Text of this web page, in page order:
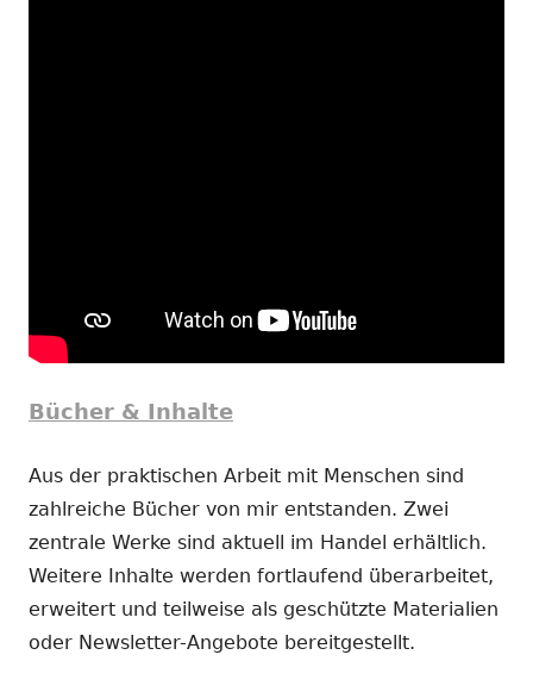
Bücher & Inhalte
Aus der praktischen Arbeit mit Menschen sind
zahlreiche Bücher von mir entstanden. Zwei
zentrale Werke sind aktuell im Handel erhältlich.
Weitere Inhalte werden fortlaufend überarbeitet,
erweitert und teilweise als geschützte Materialien
oder Newsletter-Angebote bereitgestellt.